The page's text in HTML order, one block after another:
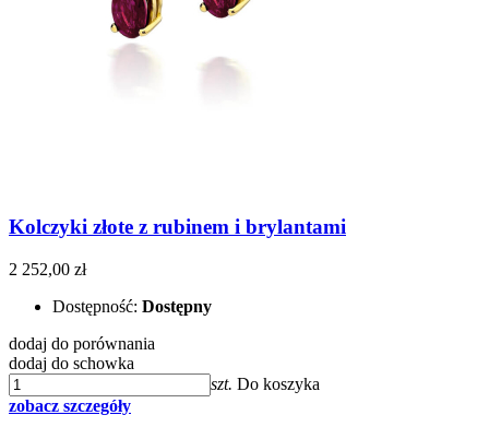
Kolczyki złote z rubinem i brylantami
2 252,00 zł
Dostępność: Dostępny
dodaj do porównania
dodaj do schowka
szt. Do koszyka
zobacz szczegóły